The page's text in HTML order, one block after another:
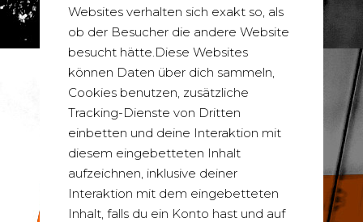
Websites verhalten sich exakt so, als
ob der Besucher die andere Website
besucht hätte.Diese Websites
können Daten über dich sammeln,
Cookies benutzen, zusätzliche
Tracking-Dienste von Dritten
einbetten und deine Interaktion mit
diesem eingebetteten Inhalt
aufzeichnen, inklusive deiner
Interaktion mit dem eingebetteten
Inhalt, falls du ein Konto hast und auf